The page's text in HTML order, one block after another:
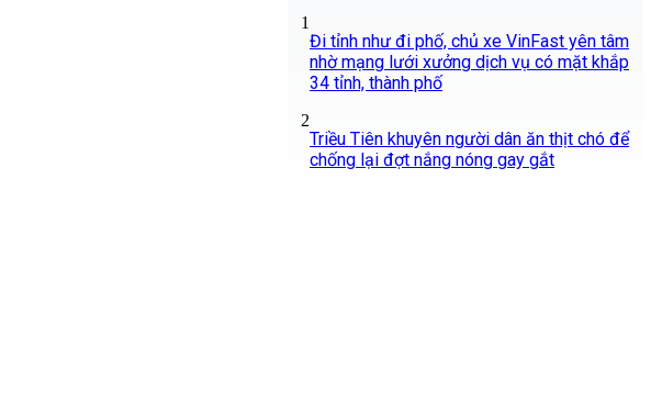
1
Đi tỉnh như đi phố, chủ xe VinFast yên tâm
nhờ mạng lưới xưởng dịch vụ có mặt khắp
34 tỉnh, thành phố
2
Triều Tiên khuyên người dân ăn thịt chó để
chống lại đợt nắng nóng gay gắt